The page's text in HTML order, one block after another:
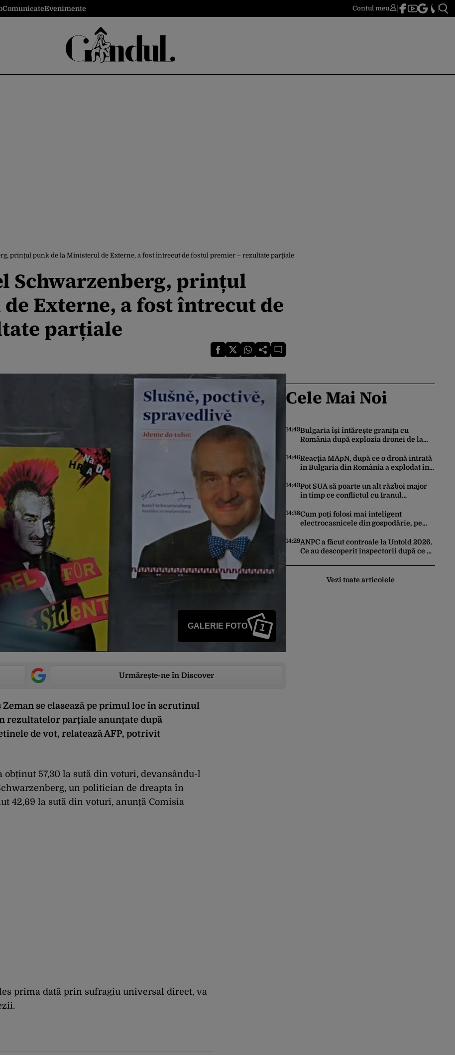
ComunicateEvenimente Contul meu
prințul punk de la Ministerul de Externe, a fost întrecut de fostul premier – rezultate parțiale
Schwarzenberg, prințul
Externe, a fost întrecut de
parțiale
GALERIE FOTO 1
Urmărește-ne în Discover
se clasează pe primul loc în scrutinul
rezultatelor parțiale anunțate după
de vot, relatează AFP, potrivit
obținut 57,30 la sută din voturi, devansându-l
un politician de dreapta în
42,69 la sută din voturi, anunță Comisia
prima dată prin sufragiu universal direct, va
Cele Mai Noi
14:49Bulgaria își întărește granița cu
România după explozia dronei de la
frontiera cu Turcia
14:46Reacția MApN, după ce o dronă intrată
în Bulgaria din România a explodat în
14:43Pot SUA să poarte un alt război major
în timp ce conflictul cu Iranul
THAAD și Tomahawk?
14:38Cum poți folosi mai inteligent
electrocasnicele din gospodărie, pe
prelungi durata de viață
14:29ANPC a făcut controale la Untold 2026.
Ce au descoperit inspectorii după ce au
Vezi toate articolele